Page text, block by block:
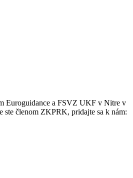
Euroguidance a FSVZ UKF v Nitre v
ste členom ZKPRK, pridajte sa k nám: